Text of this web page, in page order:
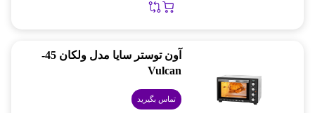
آون توستر سایا مدل ولکان 45-
Vulcan
تماس بگیرید